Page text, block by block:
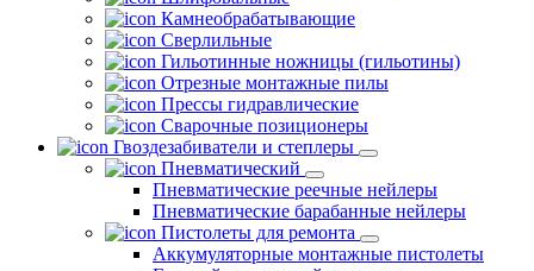
Камнеобрабатывающие
Сверлильные
Гильотинные ножницы (гильотины)
Отрезные монтажные пилы
Прессы гидравлические
Сварочные позиционеры
Гвоздезабиватели и степлеры
Пневматический
Пневматические реечные нейлеры
Пневматические барабанные нейлеры
Пистолеты для ремонта
Аккумуляторные монтажные пистолеты